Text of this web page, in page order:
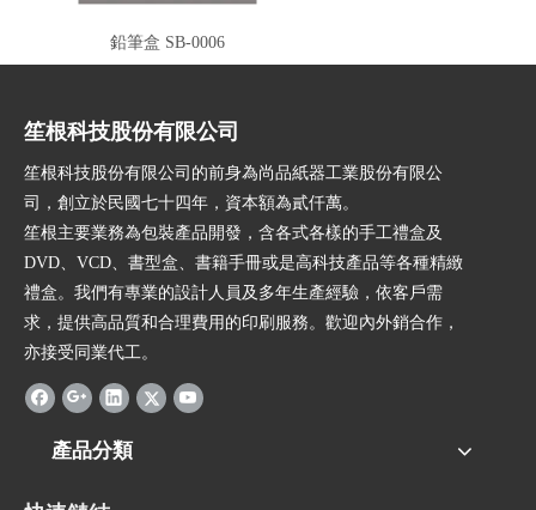
鉛筆盒 SB-0006
笙根科技股份有限公司
笙根科技股份有限公司的前身為尚品紙器工業股份有限公
司，創立於民國七十四年，資本額為貳仟萬。
笙根主要業務為包裝產品開發，含各式各樣的手工禮盒及
DVD、VCD、書型盒、書籍手冊或是高科技產品等各種精緻
禮盒。我們有專業的設計人員及多年生產經驗，依客戶需
求，提供高品質和合理費用的印刷服務。歡迎內外銷合作，
亦接受同業代工。
產品分類